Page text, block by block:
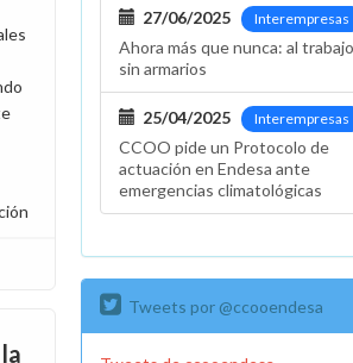
Interempresas
27/06/2025
Ahora más que nunca: al trabajo
sin armarios
Interempresas
25/04/2025
CCOO pide un Protocolo de
actuación en Endesa ante
emergencias climatológicas
Tweets por @ccooendesa